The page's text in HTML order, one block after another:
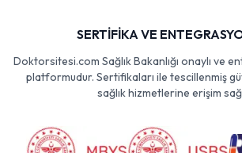
SERTİFİKA VE
Doktorsitesi.com Sağlık Bakanlığı onaylı ve
platformudur. Sertifikaları ile tescillenmiş
sağlık hizmetlerine erişim